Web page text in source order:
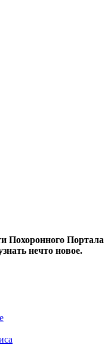
Похоронного Портала
нечто новое.